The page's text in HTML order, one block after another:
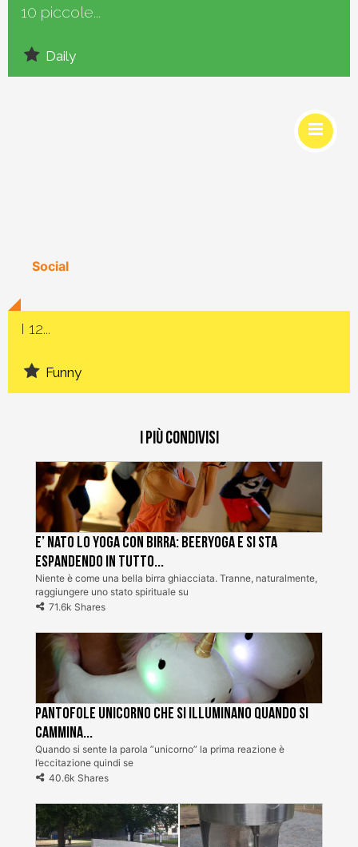
10 piccole...
Daily
I 12...
Funny
Social
I più condivisi
E’ nato lo Yoga con Birra: BeerYoga e si sta
espandendo in tutto...
Niente è come una bella birra ghiacciata. Tranne, naturalmente,
raggiungere uno stato spirituale su
71.6k Shares
Pantofole unicorno che si illuminano quando si
cammina...
Quando si sente la parola ”unicorno” la prima reazione è
l’eccitazione quindi se
40.6k Shares